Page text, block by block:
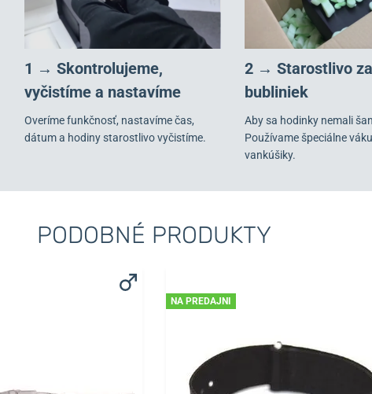
1 → Skontrolujeme,
vyčistíme a nastavíme
Overíme funkčnosť, nastavíme čas,
dátum a hodiny starostlivo vyčistíme.
2 → Starostlivo
bubliniek
Aby sa hodinky nemali
Používame špeciálne
vankúšiky.
PODOBNÉ PRODUKTY
NA PREDAJNI